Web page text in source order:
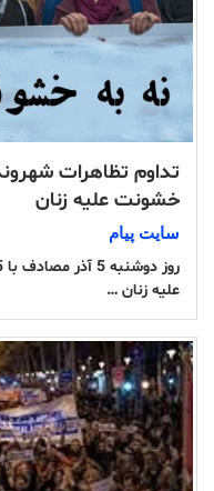
تداوم تظاهرات
خشونت علیه زنان
سایت پیام
علیه زنان …